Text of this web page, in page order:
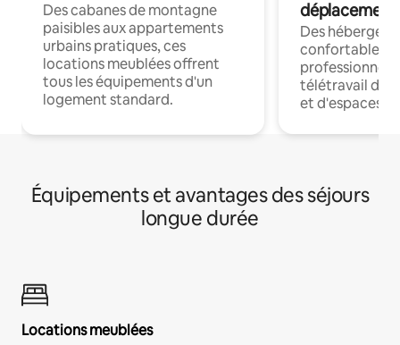
Des cabanes de montagne
paisibles aux appartements
urbains pratiques, ces
locations meublées offrent
tous les équipements d'un
logement standard.
déplacement
Des
confortables
professionnels
télétravail
et d'espaces
Équipements et avantages des séjours
longue durée
Locations meublées